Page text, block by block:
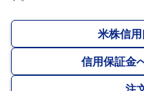
米株信
信用保証金